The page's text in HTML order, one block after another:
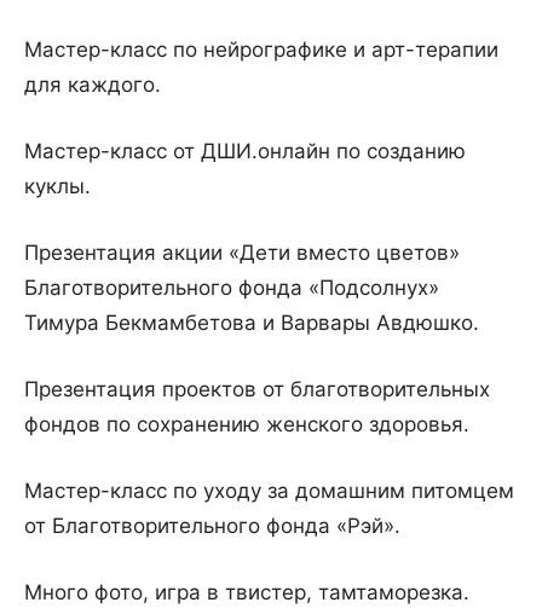
Мастер-класс по нейрографике и арт-терапии
для каждого.
Мастер-класс от ДШИ.онлайн по созданию
куклы.
Презентация акции «Дети вместо цветов»
Благотворительного фонда «Подсолнух»
Тимура Бекмамбетова и Варвары Авдюшко.
Презентация проектов от благотворительных
фондов по сохранению женского здоровья.
Мастер-класс по уходу за домашним питомцем
от Благотворительного фонда «Рэй».
Много фото, игра в твистер, тамтаморезка.